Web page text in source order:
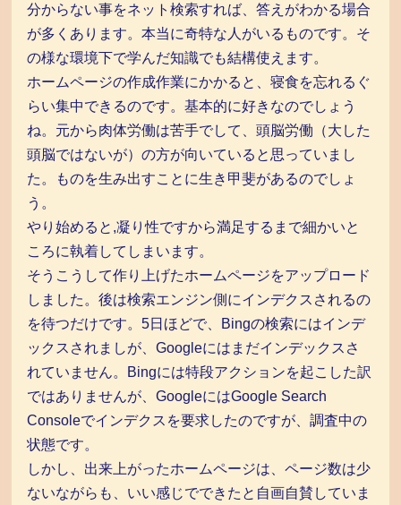
分からない事をネット検索すれば、答えがわかる場合
が多くあります。本当に奇特な人がいるものです。そ
の様な環境下で学んだ知識でも結構使えます。
ホームページの作成作業にかかると、寝食を忘れるぐ
らい集中できるのです。基本的に好きなのでしょう
ね。元から肉体労働は苦手でして、頭脳労働（大した
頭脳ではないが）の方が向いていると思っていまし
た。ものを生み出すことに生き甲斐があるのでしょ
う。
やり始めると,凝り性ですから満足するまで細かいと
ころに執着してしまいます。
そうこうして作り上げたホームページをアップロード
しました。後は検索エンジン側にインデクスされるの
を待つだけです。5日ほどで、Bingの検索にはインデ
ックスされましが、Googleにはまだインデックスさ
れていません。Bingには特段アクションを起こした訳
ではありませんが、GoogleにはGoogle Search
Consoleでインデクスを要求したのですが、調査中の
状態です。
しかし、出来上がったホームページは、ページ数は少
ないながらも、いい感じでできたと自画自賛していま